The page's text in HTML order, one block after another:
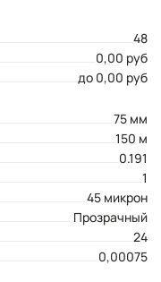
48
0,00 руб
до 0,00 руб
75 мм
150 м
0.191
1
45 микрон
Прозрачный
24
0,00075